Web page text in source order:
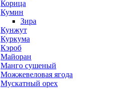
Корица
Кумин
Зира
Кунжут
Куркума
Кэроб
Майоран
Манго сушеный
Можжевеловая ягода
Мускатный орех